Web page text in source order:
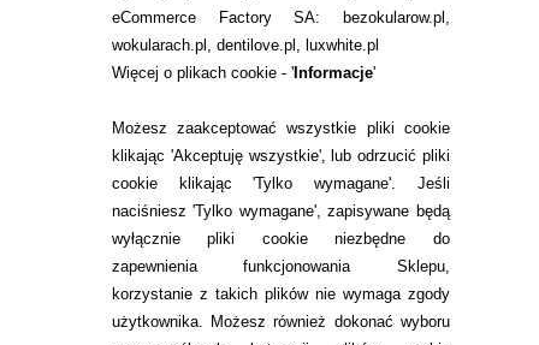
eCommerce Factory SA: bezokularow.pl,
wokularach.pl, dentilove.pl, luxwhite.pl
Więcej o plikach cookie - 'Informacje'
Możesz zaakceptować wszystkie pliki cookie
klikając 'Akceptuję wszystkie', lub odrzucić pliki
cookie klikając 'Tylko wymagane'. Jeśli
naciśniesz 'Tylko wymagane', zapisywane będą
wyłącznie pliki cookie niezbędne do
zapewnienia funkcjonowania Sklepu,
korzystanie z takich plików nie wymaga zgody
użytkownika. Możesz również dokonać wyboru
RANKINGI SOCZEWEK
SOCZEWKI KOLOROWE
Zwrot (odstąpienie od umowy)
ZMIEŃ USTAWIENIA ZGODY NA CIASTECZKA
KONTAKT
telefon:
22 113 44 42